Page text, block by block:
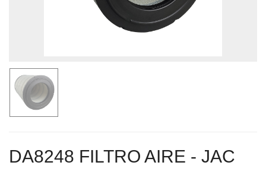
DA8248 FILTRO AIRE - JAC